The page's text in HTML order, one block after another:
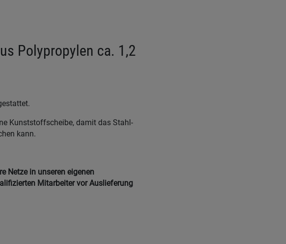
Polypropylen ca. 1,2
Kunststoffscheibe, damit das Stahl-
kann.
Netze in unseren eigenen
Mitarbeiter vor Auslieferung